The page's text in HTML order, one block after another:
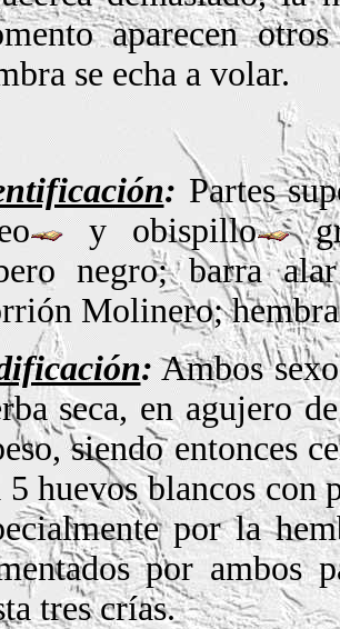
aparecen
se echa a volar.
: Partes
y obispillo
negro; barra
Molinero;
:Ambos
seca, en agujero
siendo entonces
5 huevos blancos con
por la
por ambos
tres crías.